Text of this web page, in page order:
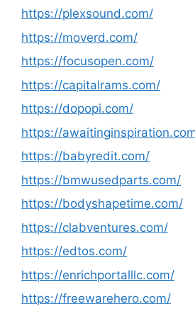
https://plexsound.com/
https://moverd.com/
https://focusopen.com/
https://capitalrams.com/
https://dopopi.com/
https://
https://babyredit.com/
https://bmwusedparts.com/
https://bodyshapetime.com/
https://clabventures.com/
https://edtos.com/
https://enrichportalllc.com/
https://freewarehero.com/